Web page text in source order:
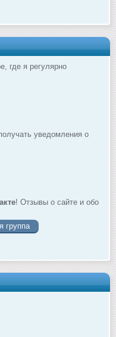
где я регулярно
уведомления о
! Отзывы о сайте и обо
группа